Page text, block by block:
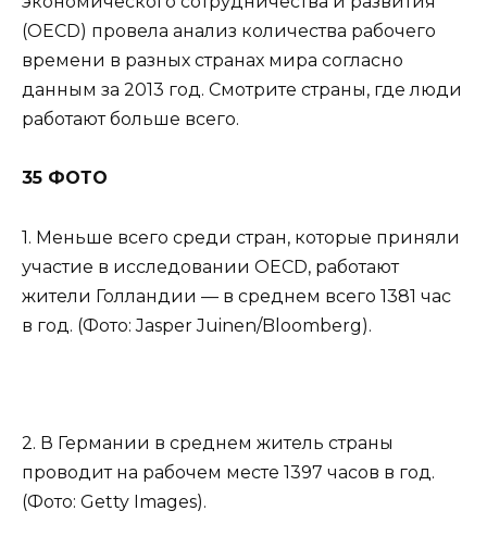
(OECD) провела анализ количества рабочего
времени в разных странах мира согласно
данным за 2013 год. Смотрите страны, где люди
работают больше всего.
35 ФОТО
1. Меньше всего среди стран, которые приняли
участие в исследовании OECD, работают
жители Голландии — в среднем всего 1381 час
в год. (Фото: Jasper Juinen/Bloomberg).
2. В Германии в среднем житель страны
проводит на рабочем месте 1397 часов в год.
(Фото: Getty Images).